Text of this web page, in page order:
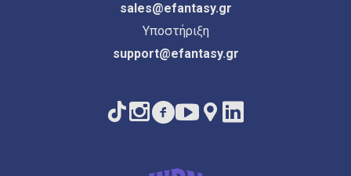
sales@efantasy.gr
Υποστήριξη
support@efantasy.gr